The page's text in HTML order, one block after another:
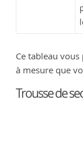
Ce tableau
à mesure que
Trousse de